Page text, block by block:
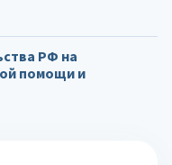
РФ на
помощи и